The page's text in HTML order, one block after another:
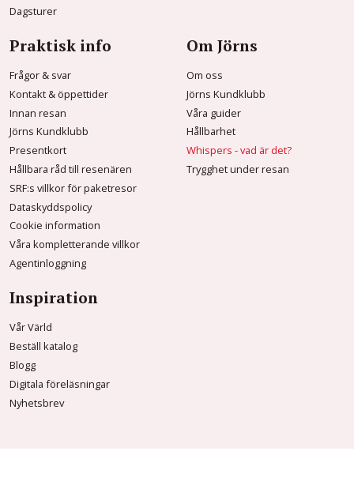
Dagsturer
Praktisk info
Frågor & svar
Kontakt & öppettider
Innan resan
Jörns Kundklubb
Presentkort
Hållbara råd till resenären
SRF:s villkor för paketresor
Dataskyddspolicy
Cookie information
Våra kompletterande villkor
Agentinloggning
Om Jörns
Om oss
Jörns Kundklubb
Våra guider
Hållbarhet
Whispers - vad är det?
Trygghet under resan
Inspiration
Vår Värld
Beställ katalog
Blogg
Digitala föreläsningar
Nyhetsbrev